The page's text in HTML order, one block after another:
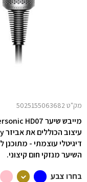
מק"ט 5025155063682
דיגיטלי עוצמתי -
השיער מנזקי חום קיצוני.
בחרו צבע